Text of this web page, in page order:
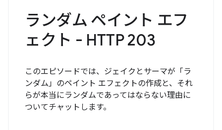
ランダム ペイント エフ
ェクト - HTTP 203
このエピソードでは、ジェイクとサーマが「ラ
ンダム」のペイント エフェクトの作成と、それ
らが本当にランダムであってはならない理由に
ついてチャットします。